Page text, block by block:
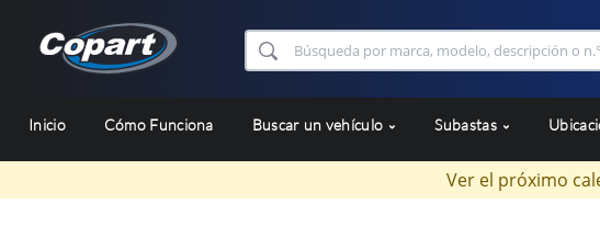
Inicio Cómo Funciona Buscar un vehículo Subastas
Ver el próximo